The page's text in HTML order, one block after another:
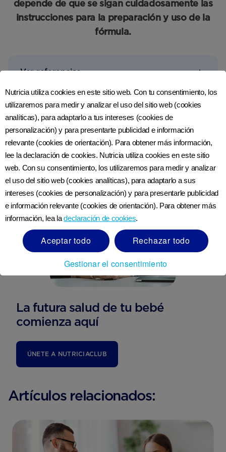
depende de que se sigan cuidadosamente las
instrucciones para la preparación y uso de la
fórmula.
Ver referencias
Revisado por última vez: 21 de Marzo del 2025
La futura salud de tu bebé
comienza aquí
ÚNETE A NUTRICIACLUB
Artículos relacionados:
Nutricia utiliza cookies en este sitio web. Con tu consentimiento, los
utilizaremos para medir y analizar el uso del sitio web (cookies
analíticas), para adaptarlo a tus intereses (cookies de
personalización) y para presentarte publicidad e información
relevante (cookies de orientación). Para obtener más información,
lee la declaración de cookies. Nutricia utiliza cookies en este sitio
web. Con su consentimiento, los utilizaremos para medir y analizar
el uso del sitio web (cookies analíticas), para adaptarlo a sus
intereses (cookies de personalización) y para presentarle publicidad
e información relevante (cookies de orientación). Para obtener más
información, lea ladeclaración de cookies.
Aceptar todo
Rechazar todo
Gestionar el consentimiento